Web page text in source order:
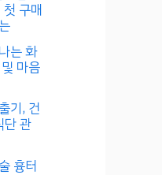
구매
는 화
마음
기, 건
단 관
흉터